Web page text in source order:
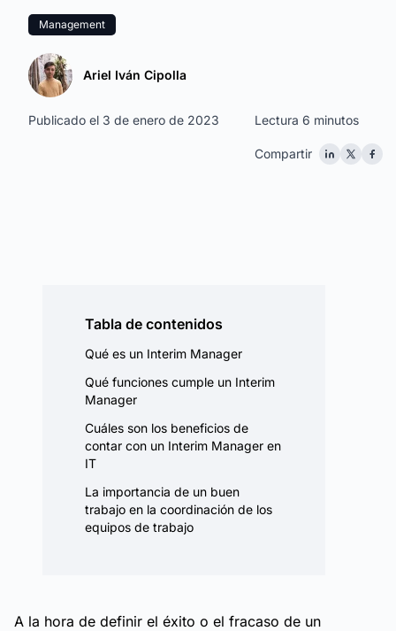
Management
Ariel Iván Cipolla
Lectura 6 minutos
Publicado el 3 de enero de 2023
Compartir
Tabla de contenidos
Qué es un Interim Manager
Qué funciones cumple un Interim
Manager
Cuáles son los beneficios de
contar con un Interim Manager en
IT
La importancia de un buen
trabajo en la coordinación de los
equipos de trabajo
A la hora de definir el éxito o el fracaso de un